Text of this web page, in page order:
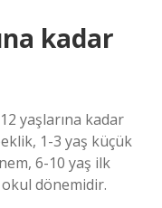
kadar
yaşlarına kadar
1-3 yaş küçük
6-10 yaş ilk
dönemidir.